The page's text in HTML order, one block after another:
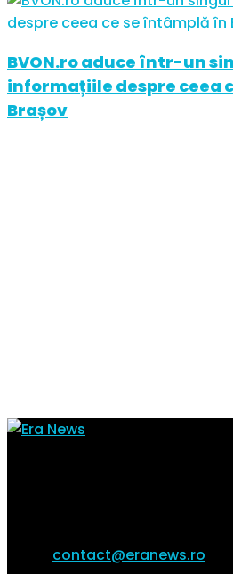
BVON.ro aduce într-un
informațiile despre ceea
Brașov
contact@eranews.ro